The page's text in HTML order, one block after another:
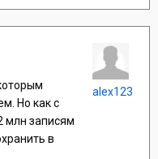
Но как с
млн записям
в
alex123